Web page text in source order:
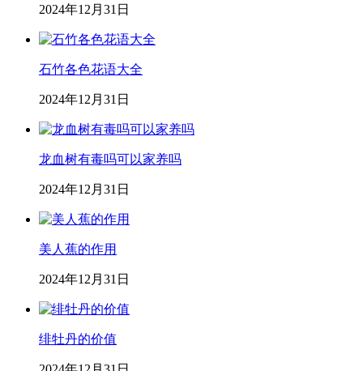
2024年12月31日
石竹各色花语大全
2024年12月31日
龙血树有毒吗可以家养吗
2024年12月31日
美人蕉的作用
2024年12月31日
绯牡丹的价值